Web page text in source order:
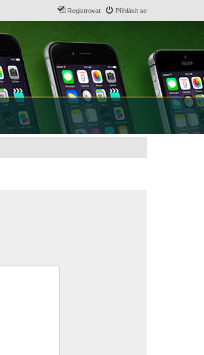
Přihlásit se
Registrovat